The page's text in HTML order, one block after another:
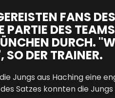
FANS
PARTIE DES
DURCH.
DER TRAINER.
Jungs aus Haching eine
Satzes konnten die